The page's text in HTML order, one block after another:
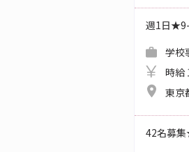
週1日
学校
時給
東京
42名募